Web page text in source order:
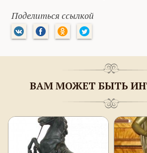
Поделиться ссылкой
ВАМ МОЖЕТ БЫТЬ